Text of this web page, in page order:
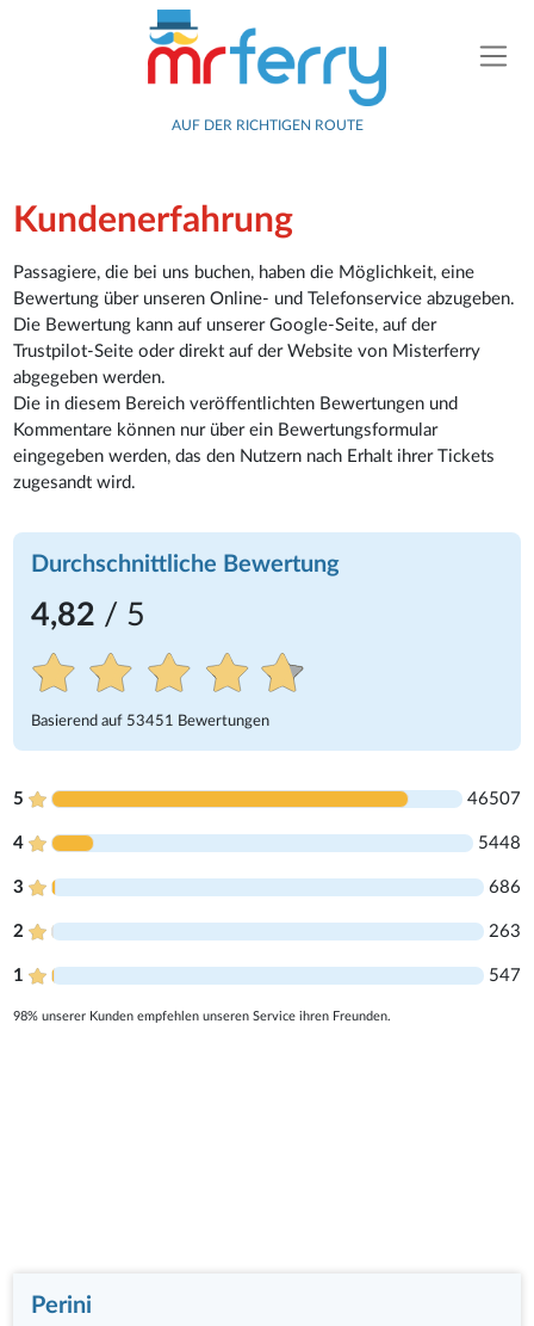
AUF DER RICHTIGEN ROUTE
Kundenerfahrung
Passagiere, die bei uns buchen, haben die Möglichkeit, eine
Bewertung über unseren Online- und Telefonservice abzugeben.
Die Bewertung kann auf unserer Google-Seite, auf der
Trustpilot-Seite oder direkt auf der Website von Misterferry
abgegeben werden.
Die in diesem Bereich veröffentlichten Bewertungen und
Kommentare können nur über ein Bewertungsformular
eingegeben werden, das den Nutzern nach Erhalt ihrer Tickets
zugesandt wird.
Durchschnittliche Bewertung
4,82 / 5
Basierend auf 53451 Bewertungen
5 46507
4 5448
3 686
2 263
1 547
98% unserer Kunden empfehlen unseren Service ihren Freunden.
Perini